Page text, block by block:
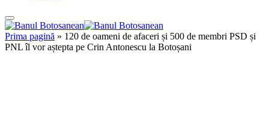
Prima pagină » 120 de oameni de afaceri și 500 de membri PSD și
PNL îl vor aștepta pe Crin Antonescu la Botoșani